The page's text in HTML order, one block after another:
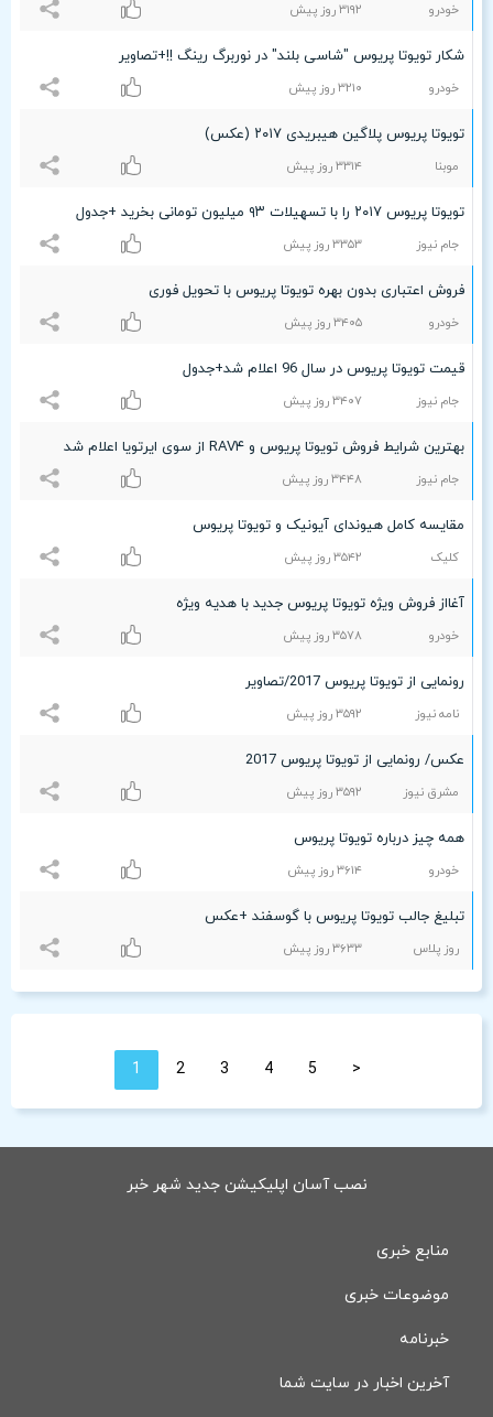
خودرو ٣۱٩۲ روز پیش
شکار تویوتا پریوس "شاسی بلند" در نوربرگ رینگ !!+تصاویر
خودرو ٣۲۱۰ روز پیش
تویوتا پریوس پلاگین هیبریدی ۲۰۱۷ (عکس)
موبنا ٣٣۱۴ روز پیش
تویوتا پریوس ۲۰۱۷ را با تسهیلات ۹۳ میلیون تومانی بخرید +جدول
جام نیوز ٣٣۵٣ روز پیش
فروش اعتباری بدون بهره تویوتا پریوس با تحویل فوری
خودرو ٣۴۰۵ روز پیش
قیمت تویوتا پریوس در سال 96 اعلام شد+جدول
جام نیوز ٣۴۰۷ روز پیش
بهترین شرایط فروش تویوتا پریوس و RAV۴ از سوی ایرتویا اعلام شد
جام نیوز ٣۴۴۸ روز پیش
مقایسه کامل هیوندای آیونیک و تویوتا پریوس
کلیک ٣۵۴۲ روز پیش
آغااز فروش ویژه تویوتا پریوس جدید با هدیه ویژه
خودرو ٣۵۷۸ روز پیش
رونمایی از تویوتا پریوس 2017/تصاویر
نامه نیوز ٣۵٩۲ روز پیش
عکس/ رونمایی از تویوتا پریوس 2017
مشرق نیوز ٣۵٩۲ روز پیش
همه چیز درباره تویوتا پریوس
خودرو ٣۶۱۴ روز پیش
تبلیغ جالب تویوتا پریوس با گوسفند +عکس
روز پلاس ٣۶٣٣ روز پیش
1 2 3 4 5 <
نصب آسان اپلیکیشن جدید شهر خبر
منابع خبری
موضوعات خبری
خبرنامه
آخرین اخبار در سایت شما